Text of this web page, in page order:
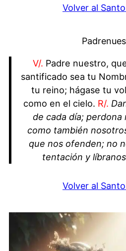
Volver al
V/. Padre nuestro,
santificado sea tu
tu reino; hágase tu
como en el cielo. R/.
de cada día; perdona
como también
que nos ofenden; no
tentación y
Volver al